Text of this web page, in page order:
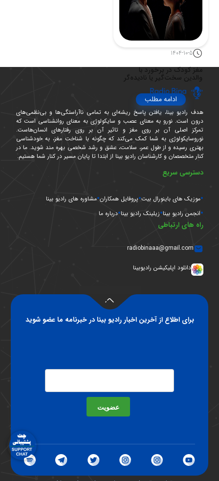
1404-10-5
مغز کودک در برخورد با
والدین سخت‌گیر یا نادیده‌گر
ادامه مطلب
هدف رادیو بینا، یافتن پاسخ ریشه‌ای به تمامی ناآراستگی‌ها و بی‌نظمی‌های
درون است. نورو به معنای عصب و سایکولوژی به معنای روانشناسی است که
تمرکز اصلی آن بر روی مغز و تاثیر آن بر روی رفتارهای انسان‌هاست.
نوروسایکولوژی به شما کمک می‌کند که چگونه با شناخت مغز، به خودشناسی
بهتری رسیده و از طول عمر، سلامت، عشق و رشد شخصی بهره مند شوید. ما در
کنار متخصصان و کارشناسان رادیو بینا از ابتدا تا پایان مسیر در کنار شما هستیم.
دسترسی سریع
موزیک های باینورال بیت پروفایل همکاران مشاوره های رادیو بینا
انجمن رادیو بینا زیلینک رادیو بینا درباره ما
راه های ارتباطی
radiobinaaa@gmail.com
دانلود اپلیکیشن رادیوبینا
برای اطلاع از آخرین اخبار رادیو بینا در خبرنامه ما عضو شوید
عضویت